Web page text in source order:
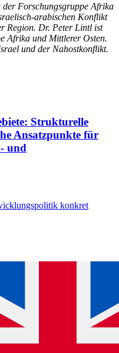
Forschungsgruppe Afrika
arabischen Konflikt
Region. Dr. Peter Lintl ist
Afrika und Mittlerer Osten.
und der Nahostkonflikt.
Strukturelle
Ansatzpunkte für
und
konkret